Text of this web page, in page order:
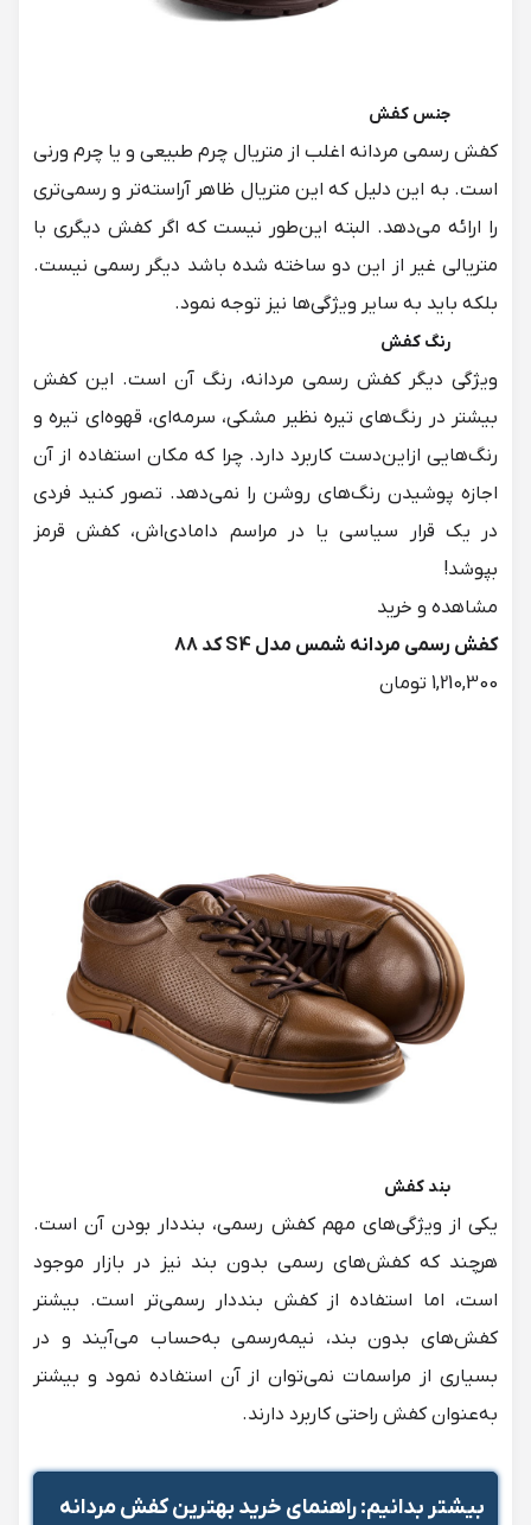
جنس کفش
کفش رسمی مردانه اغلب از متریال چرم طبیعی و یا چرم ورنی
است. به این دلیل که این متریال ظاهر آراسته‌تر و رسمی‌تری
را ارائه می‌دهد. البته این‌طور نیست که اگر کفش دیگری با
متریالی غیر از این دو ساخته شده باشد دیگر رسمی نیست.
بلکه باید به سایر ویژگی‌ها نیز توجه نمود.
رنگ کفش
ویژگی دیگر کفش رسمی مردانه، رنگ آن است. این کفش
بیشتر در رنگ‌های تیره نظیر مشکی، سرمه‌ای، قهوه‌ای تیره و
رنگ‌هایی ازاین‌دست کاربرد دارد. چرا که مکان استفاده از آن
اجازه پوشیدن رنگ‌های روشن را نمی‌دهد. تصور کنید فردی
در یک قرار سیاسی یا در مراسم دامادی‌اش، کفش قرمز
بپوشد!
کفش رسمی مردانه شمس مدل S4 کد 88
1,210,300 تومان
بند کفش
یکی از ویژگی‌های مهم کفش رسمی، بنددار بودن آن است.
هرچند که کفش‌های رسمی بدون بند نیز در بازار موجود
است، اما استفاده از کفش بنددار رسمی‌تر است. بیشتر
کفش‌های بدون بند، نیمه‌رسمی به‌حساب می‌آیند و در
بسیاری از مراسمات نمی‌توان از آن استفاده نمود و بیشتر
به‌عنوان کفش راحتی کاربرد دارند.
بیشتر بدانیم:راهنمای خرید بهترین کفش مردانه